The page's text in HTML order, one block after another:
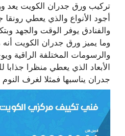
تركيب ورق جدران الكويت يعد
أجود الأنواع والذي يعطي رونقا
والفنادق يوفر الوقت والجهد
وما يميز ورق جدران الكويت أنه
والرسومات المختلفة الراقية
الأبعاد الذي يعطي منظرا
جدران يناسبها فمثلا لغرف